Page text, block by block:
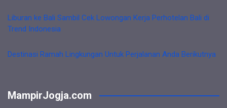
Liburan ke Bali Sambil Cek Lowongan Kerja Perhotelan Bali di
Trend Indonesia
Destinasi Ramah Lingkungan Untuk Perjalanan Anda Berikutnya
MampirJogja.com